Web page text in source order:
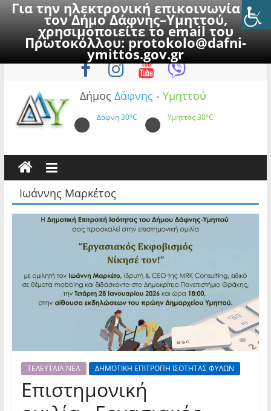
Για την ηλεκτρονική επικοινωνία με
τον Δήμο Δάφνης–Υμηττού,
χρησιμοποιείτε το email του
Πρωτοκόλλου:protokolo@dafni-
ymittos.gov.gr
to
Πέμπτη, 6 Αυγούστου 2026
Δήμος Δάφνης - Υμηττού
Δάφνη30°C Υμηττός30°C
Ιωάννης Μαρκέτος
ΤΕΛΕΥΤΑΙΑ ΝΕΑ ΔΗΜΟΤΙΚΗ ΕΠΙΤΡΟΠΗ ΙΣΟΤΗΤΑΣ ΦΥΛΩΝ
Επιστημονική